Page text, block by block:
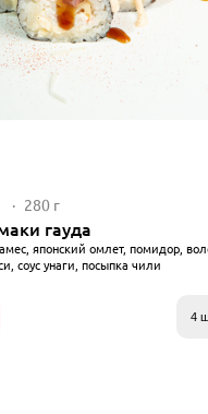
280 г
гауда
японский омлет, помидор,
соус унаги, посыпка чили
4